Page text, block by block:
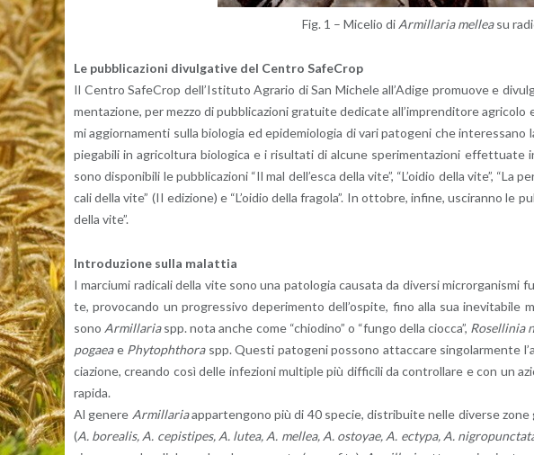
Fig. 1 – Mi­ce­lio di Ar­mil­la­ria mel­leasu
Le pub­bli­ca­zio­ni di­vul­ga­ti­ve del Cen­tro Sa­fe­Crop
Il Cen­tro Sa­fe­Crop del­l’I­sti­tu­to Agra­rio di San Mi­che­le al­l’A­di­ge pro­muo­ve e
men­ta­zio­ne, per mezzo di pub­bli­ca­zio­ni gra­tui­te de­di­ca­te al­l’im­pren­di­to­re
mi ag­gior­na­men­ti sulla bio­lo­g­ia ed epi­de­mio­lo­gia di vari pa­to­ge­ni che
pie­ga­bi­li in agri­col­tu­ra bio­lo­g­i­ca e i ri­sul­ta­ti di al­cu­ne spe­ri­men­ta­zio­ni
sono di­spo­ni­bi­li le pub­bli­ca­zio­ni “Il mal del­l’e­sca della vite”, “L’oi­dio della vite”,
ca­li della vite” (II edi­zio­ne) e “L’oi­dio della fra­go­la”. In ot­to­bre, in­fi­ne, usci­ran­no le
della vite”.
In­tro­du­zio­ne sulla ma­lat­tia
I mar­ciu­mi ra­di­ca­li della vite sono una pa­to­lo­gia cau­sa­ta da di­ver­si mi­cror­ga­ni­smi
te, pro­vo­can­do un pro­gres­si­vo de­pe­ri­men­to del­l’o­spi­te, fino alla sua
sono Ar­mil­la­riaspp. nota anche come “chio­di­no” o “fungo della cioc­ca”, Ro­sel­li­nia
po­gaeae Phy­to­ph­tho­raspp. Que­sti pa­to­ge­ni pos­so­no at­tac­ca­re sin­go­lar­men­te
cia­zio­ne, crean­do così delle in­fe­zio­ni mul­ti­ple più dif­fi­ci­li da con­trol­la­re e con un
ra­pi­da.
Al ge­ne­re Ar­mil­la­riaap­par­ten­go­no più di 40 spe­cie, di­stri­bui­te nelle di­ver­se
(A. bo­rea­lis, A. ce­pi­sti­pes, A. lutea, A. mel­lea, A. ostoyae, A. ec­ty­pa, A.